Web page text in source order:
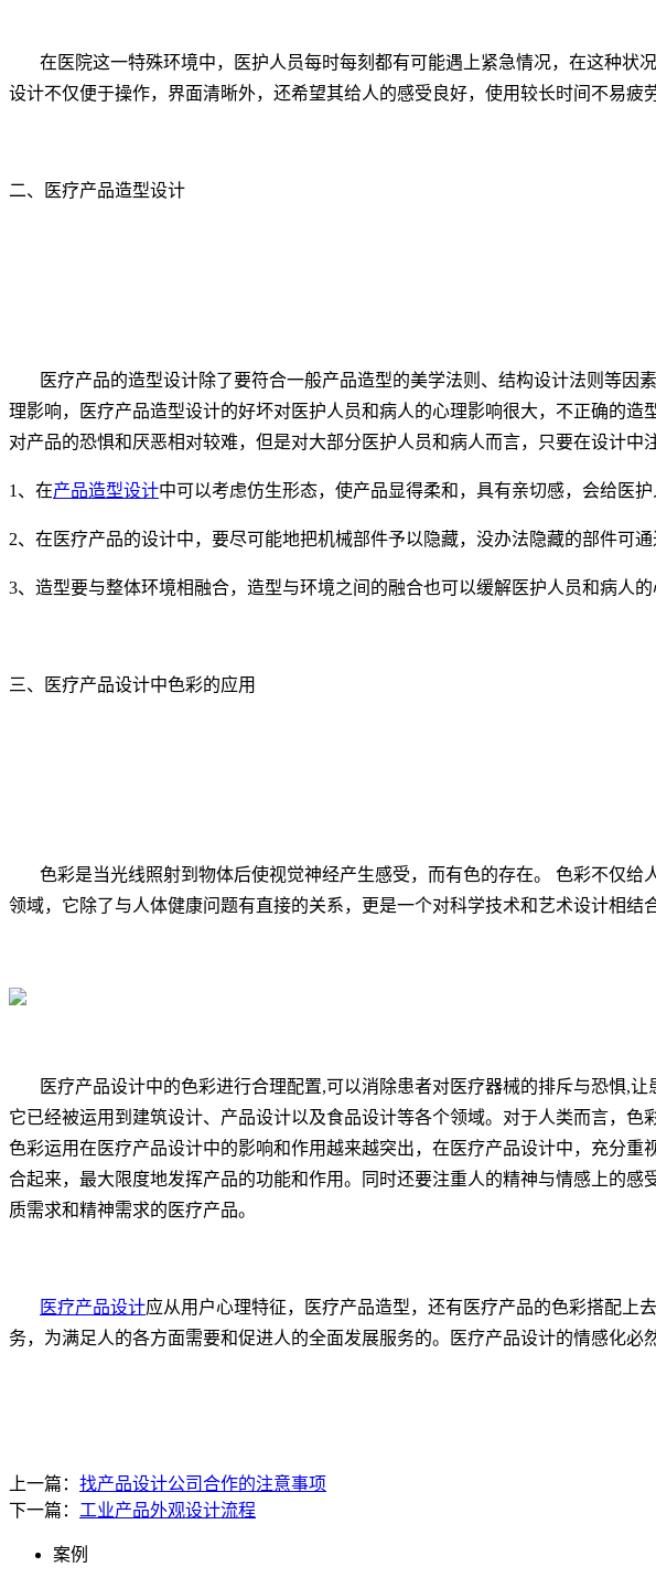
在医院这一特殊环境中，医护人员每时每刻都有可能遇上紧急情况，在这种状
设计不仅便于操作，界面清晰外，还希望其给人的感受良好，使用较长时间不易疲
二、医疗产品造型设计
医疗产品的造型设计除了要符合一般产品造型的美学法则、结构设计法则等因
理影响，医疗产品造型设计的好坏对医护人员和病人的心理影响很大，不正确的
对产品的恐惧和厌恶相对较难，但是对大部分医护人员和病人而言，只要在设计中
1、在产品造型设计中可以考虑仿生形态，使产品显得柔和，具有亲切感，会给医
2、在医疗产品的设计中，要尽可能地把机械部件予以隐藏，没办法隐藏的部件可
3、造型要与整体环境相融合，造型与环境之间的融合也可以缓解医护人员和病人的
三、医疗产品设计中色彩的应用
色彩是当光线照射到物体后使视觉神经产生感受，而有色的存在。 色彩不仅给
领域，它除了与人体健康问题有直接的关系，更是一个对科学技术和艺术设计相
医疗产品设计中的色彩进行合理配置,可以消除患者对医疗器械的排斥与恐惧,让
它已经被运用到建筑设计、产品设计以及食品设计等各个领域。对于人类而言，
色彩运用在医疗产品设计中的影响和作用越来越突出，在医疗产品设计中，充分
合起来，最大限度地发挥产品的功能和作用。同时还要注重人的精神与情感上的
质需求和精神需求的医疗产品。
医疗产品设计应从用户心理特征，医疗产品造型，还有医疗产品的色彩搭配上
务，为满足人的各方面需要和促进人的全面发展服务的。医疗产品设计的情感化必
上一篇： 找产品设计公司合作的注意事项
下一篇： 工业产品外观设计流程
案例